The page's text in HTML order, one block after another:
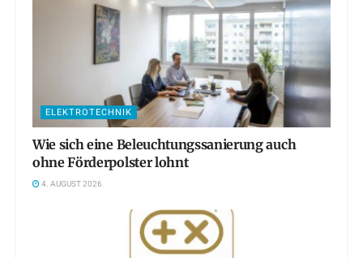
ELEKTROTECHNIK
Wie sich eine Beleuchtungssanierung auch
ohne Förderpolster lohnt
4. AUGUST 2026